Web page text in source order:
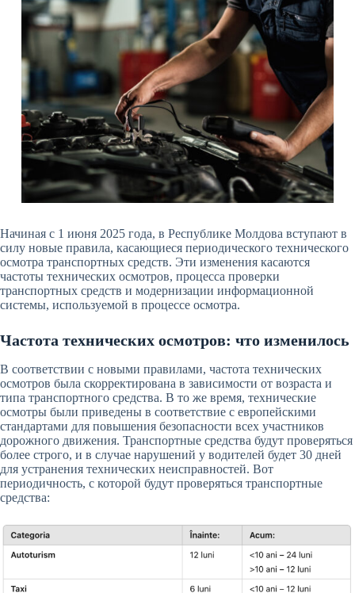
Начиная с 1 июня 2025 года, в Республике Молдова вступают в
силу новые правила, касающиеся периодического технического
осмотра транспортных средств. Эти изменения касаются
частоты технических осмотров, процесса проверки
транспортных средств и модернизации информационной
системы, используемой в процессе осмотра.
Частота технических осмотров: что изменилось
В соответствии с новыми правилами, частота технических
осмотров была скорректирована в зависимости от возраста и
типа транспортного средства. В то же время, технические
осмотры были приведены в соответствие с европейскими
стандартами для повышения безопасности всех участников
дорожного движения. Транспортные средства будут проверяться
более строго, и в случае нарушений у водителей будет 30 дней
для устранения технических неисправностей. Вот
периодичность, с которой будут проверяться транспортные
средства: